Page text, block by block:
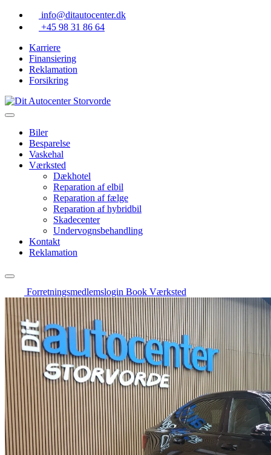
Skip
info@ditautocenter.dk
+45 98 31 86 64
Karriere
Finansiering
Reklamation
Forsikring
Biler
Besparelse
Vaskehal
Værksted
Dækhotel
Reparation af elbil
Reparation af fælge
Reparation af hybridbil
Skadecenter
Undervognsbehandling
Kontakt
Reklamation
Forretningsmedlemslogin Book Værksted